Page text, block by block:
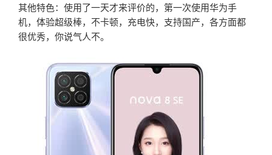
其他特色：使用了一天才来评价的，第一次使用华为手
机，体验超级棒，不卡顿，充电快，支持国产，各方面都
很优秀，你说气人不。